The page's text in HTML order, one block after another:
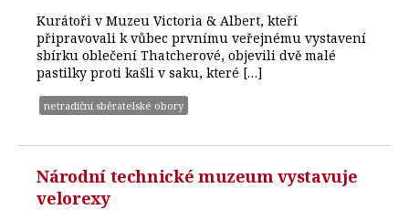
Kurátoři v Muzeu Victoria & Albert, kteří
připravovali k vůbec prvnímu veřejnému vystavení
sbírku oblečení Thatcherové, objevili dvě malé
pastilky proti kašli v saku, které […]
netradiční sběratelské obory
Národní technické muzeum vystavuje
velorexy